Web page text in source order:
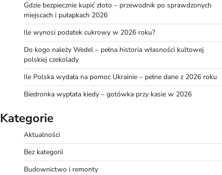
Gdzie bezpiecznie kupić złoto – przewodnik po sprawdzonych
miejscach i pułapkach 2026
Ile wynosi podatek cukrowy w 2026 roku?
Do kogo należy Wedel – pełna historia własności kultowej
polskiej czekolady
Ile Polska wydała na pomoc Ukrainie – pełne dane z 2026 roku
Biedronka wypłata kiedy – gotówka przy kasie w 2026
Kategorie
Aktualności
Bez kategorii
Budownictwo i remonty